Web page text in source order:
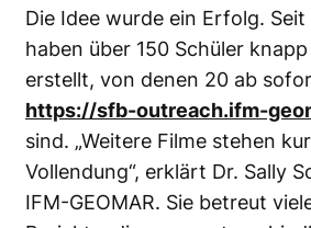
Die Idee wurde ein Erfolg.
haben über 150 Schüler
erstellt, von denen 20 ab
https://sfb-outreach.ifm-
sind. „Weitere Filme stehen
Vollendung“, erklärt Dr. Sally
IFM-GEOMAR. Sie betreut